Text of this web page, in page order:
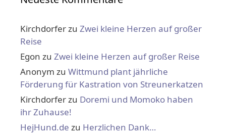
Kirchdorferzu Zwei kleine Herzen auf großer
Reise
Egon zu Zwei kleine Herzen auf großer Reise
Anonym zu Wittmund plant jährliche
Förderung für Kastration von Streunerkatzen
Kirchdorferzu Doremi und Momoko haben
ihr Zuhause!
HejHund.de zu Herzlichen Dank…